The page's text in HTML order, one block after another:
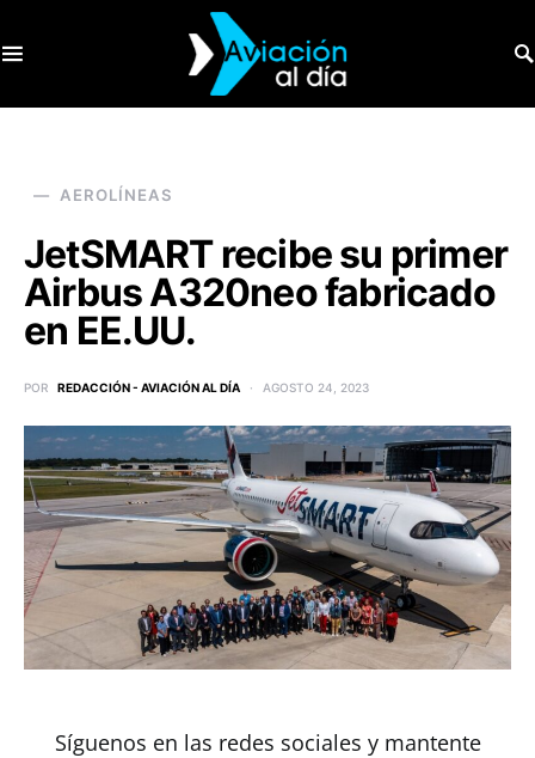
AEROLÍNEAS
JetSMART recibe su primer
Airbus A320neo fabricado
en EE.UU.
POR REDACCIÓN - AVIACIÓN AL DÍA AGOSTO 24, 2023
Síguenos en las redes sociales y mantente